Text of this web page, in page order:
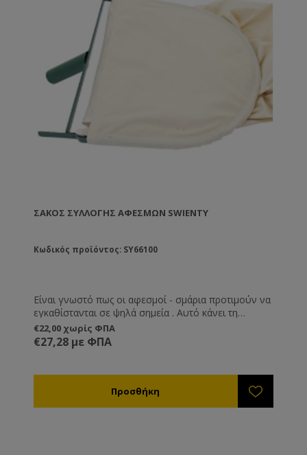
ΣΆΚΟΣ ΣΥΛΛΟΓΉΣ ΑΦΕΣΜΏΝ SWIENTY
Κωδικός προϊόντος: SY66100
Είναι γνωστό πως οι αφεσμοί - σμάρια προτιμούν να
εγκαθίστανται σε ψηλά σημεία . Αυτό κάνει τη
συλλογή τους δύσκολη. Εδώ δίνει λύση ο Σάκος
Συλλογής Αφεσμών!
€22,00 χωρίς ΦΠΑ
€27,28 με ΦΠΑ